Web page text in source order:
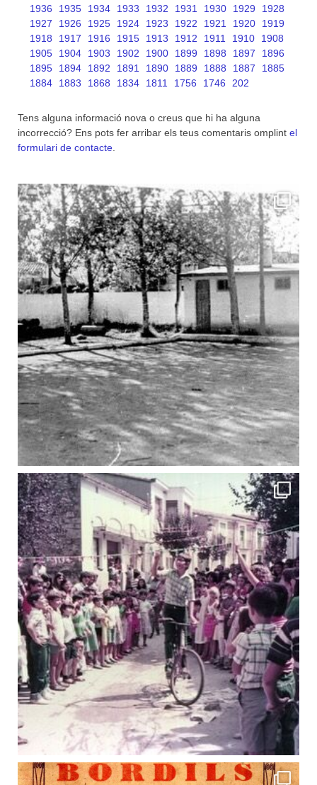
1936
1935 1934 1933 1932 1931 1930 1929
1928
1927
1926 1925 1924 1923 1922 1921 1920
1919
1918
1917 1916 1915 1913 1912 1911 1910
1908
1905
1904 1903 1902 1900 1899 1898 1897
1896
1895
1894 1892 1891 1890 1889 1888 1887
1885
1884
1883 1868 1834 1811 1756 1746 202
Tens alguna informació nova o creus que hi ha alguna
incorrecció? Ens pots fer arribar els teus comentaris omplint el
formulari de contacte